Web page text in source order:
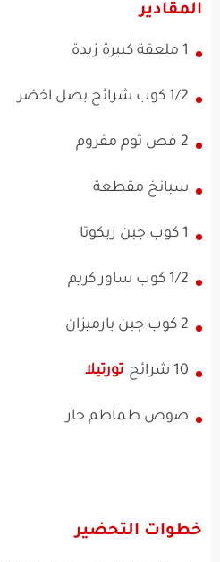
المقادير
1 ملعقة كبيرة زبدة
1/2 كوب شرائح بصل اخضر
2 فص ثوم مفروم
سبانخ مقطعة
1 كوب جبن ريكوتا
1/2 كوب ساور كريم
2 كوب جبن بارميزان
10 شرائح تورتيلا
صوص طماطم حار
خطوات التحضير